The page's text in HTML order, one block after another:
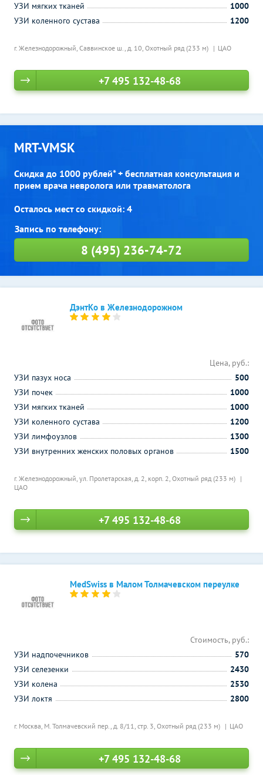
г. Железнодорожный, Саввинское ш., д. 10, Охотный ряд (233 м) ЦАО
УЗИ мягких тканей
1000
УЗИ коленного сустава
1200
+7 495 132-48-68
MRT-VMSK
Скидка до 1000 рублей* + бесплатная консультация и
прием врача невролога или травматолога
Осталось мест со скидкой: 4
8 (495) 236-74-72
ДэнтКо в Железнодорожном
г. Железнодорожный, ул. Пролетарская, д. 2, корп. 2, Охотный ряд (233 м)
ЦАО
Цена, руб.:
УЗИ пазух носа
500
УЗИ почек
1000
УЗИ мягких тканей
1000
УЗИ коленного сустава
1200
УЗИ лимфоузлов
1300
УЗИ внутренних женских половых органов
1500
+7 495 132-48-68
MedSwiss в Малом Толмачевском переулке
г. Москва, М. Толмачевский пер., д. 8/11, стр. 3, Охотный ряд (233 м) ЦАО
Стоимость, руб.:
УЗИ надпочечников
570
УЗИ селезенки
2430
УЗИ колена
2530
УЗИ локтя
2800
+7 495 132-48-68